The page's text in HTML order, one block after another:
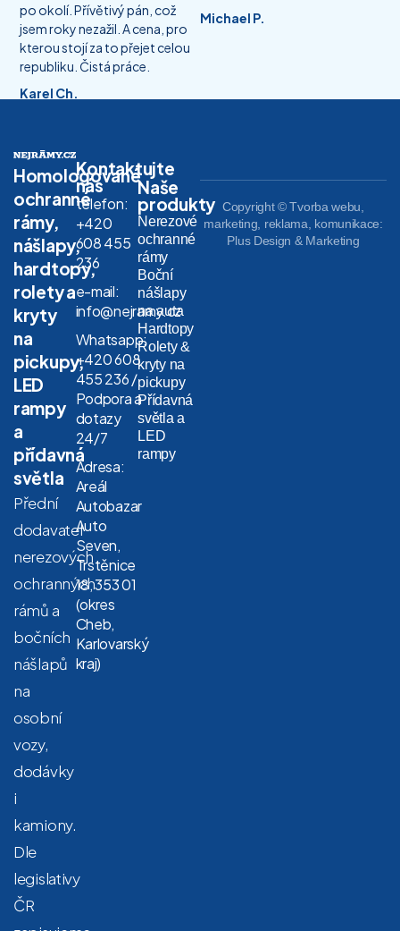
po okolí. Přívětivý pán, což
jsem roky nezažil. A cena, pro
kterou stojí za to přejet celou
republiku. Čistá práce.
Karel Ch.
Michael P.
Homologované
ochranné
rámy,
nášlapy,
hardtopy,
rolety a
kryty
na
pickupy,
LED
rampy
a
přídavná
světla
Přední
dodavatel
nerezových
ochranných
rámů a
bočních
nášlapů
na
osobní
vozy,
dodávky
i
kamiony.
Dle
legislativy
ČR
Kontaktujte
nás
telefon:
+420
608 455
236
e-mail:
info@nejramy.cz
Whatsapp:
+420 608
455 236 /
Podpora a
dotazy
24/7
Adresa:
Areál
Autobazar
Auto
Seven,
Trstěnice
18, 353 01
(okres
Cheb,
Karlovarský
kraj)
Naše
produkty
Nerezové
ochranné
rámy
Boční
nášlapy
na auta
Hardtopy
Rolety &
kryty na
pickupy
Přídavná
světla a
LED
rampy
Copyright © Tvorba webu,
marketing, reklama, komunikace:
Plus Design & Marketing